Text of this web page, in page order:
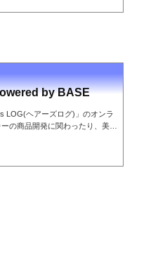
きます！（仕事中やプライベー
スマホの方はクリックで
by BASE
LOG(ヘアーズログ)」のオンラ
の商品開発に関わったり、美容